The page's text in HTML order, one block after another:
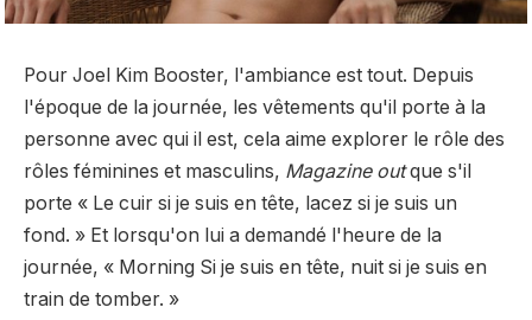
Pour Joel Kim Booster, l'ambiance est tout. Depuis
l'époque de la journée, les vêtements qu'il porte à la
personne avec qui il est, cela aime explorer le rôle des
rôles féminines et masculins, Magazine outque s'il
porte « Le cuir si je suis en tête, lacez si je suis un
fond. » Et lorsqu'on lui a demandé l'heure de la
journée, « Morning Si je suis en tête, nuit si je suis en
train de tomber. »